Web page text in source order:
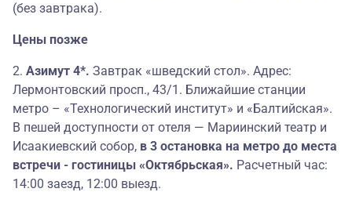
(без завтрака).
Цены позже
2. Азимут 4*. Завтрак «шведский стол». Адрес:
Лермонтовский просп., 43/1. Ближайшие станции
метро – «Технологический институт» и «Балтийская».
В пешей доступности от отеля — Мариинский театр и
Исаакиевский собор, в 3 остановка на метро до места
встречи - гостиницы «Октябрьская». Расчетный час:
14:00 заезд, 12:00 выезд.